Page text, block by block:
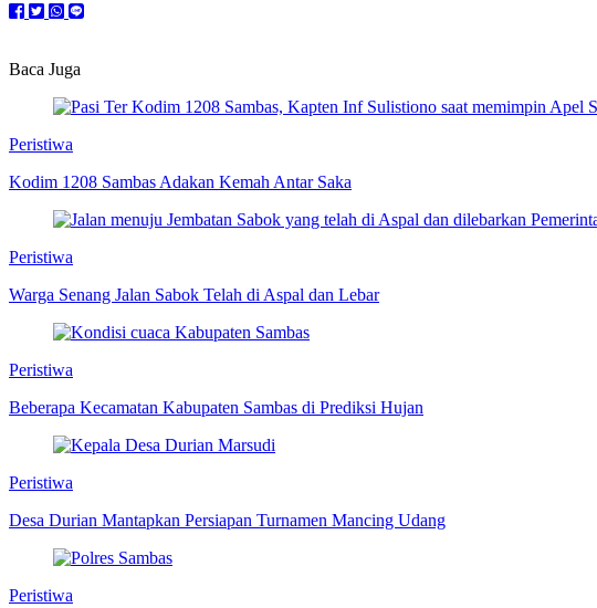
Baca Juga
Peristiwa
Kodim 1208 Sambas Adakan Kemah Antar Saka
Peristiwa
Warga Senang Jalan Sabok Telah di Aspal dan Lebar
Peristiwa
Beberapa Kecamatan Kabupaten Sambas di Prediksi Hujan
Peristiwa
Desa Durian Mantapkan Persiapan Turnamen Mancing Udang
Peristiwa